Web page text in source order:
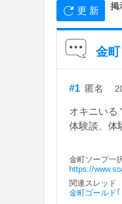
更 新 掲
金
#1 匿名
オキニいる
体験談、体
金町ソープ一
https://
関連スレッド
金町ゴールド